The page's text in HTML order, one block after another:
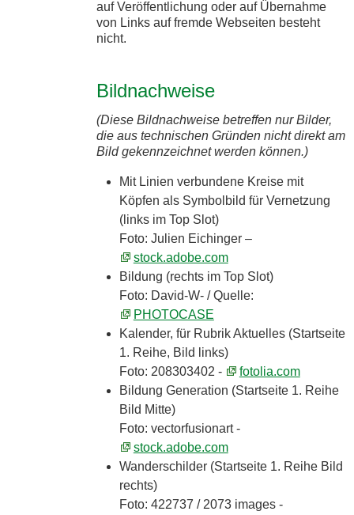
auf Veröffentlichung oder auf Übernahme
von Links auf fremde Webseiten besteht
nicht.
Bildnachweise
(Diese Bildnachweise betreffen nur Bilder,
die aus technischen Gründen nicht direkt am
Bild gekennzeichnet werden können.)
Mit Linien verbundene Kreise mit
Köpfen als Symbolbild für Vernetzung
(links im Top Slot)
Foto: Julien Eichinger –
stock.adobe.com
Bildung (rechts im Top Slot)
Foto: David-W- / Quelle:
PHOTOCASE
Kalender, für Rubrik Aktuelles (Startseite
1. Reihe, Bild links)
Foto: 208303402 -
fotolia.com
Bildung Generation (Startseite 1. Reihe
Bild Mitte)
Foto: vectorfusionart -
stock.adobe.com
Wanderschilder (Startseite 1. Reihe Bild
rechts)
Foto: 422737 / 2073 images -